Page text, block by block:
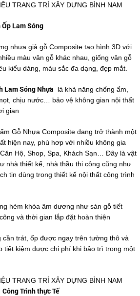
Lam Sóng
nhựa giả gỗ Composite tạo hình 3D với
màu vân gỗ khác nhau, giống vân gỗ
kiểu dáng, màu sắc đa dạng, đẹp mắt.
Lam Sóng Nhựa là khả năng chống ẩm,
chịu nước… bảo vệ không gian nội thất
gian
Gỗ Nhựa Composite đang trở thành một
hiện nay, phù hơp với nhiều không gia
Hộ, Shop, Spa, Khách Sạn… Đây là vật
nhà thiết kế, nhà thầu thi công cũng như
tin dùng trong thiết kế nội thất công trình
hèm khóa âm dương như sàn gỗ tiết
và thời gian lắp đặt hoàn thiện
trát, ốp được ngay trên tường thô và
tiết kiệm được chi phí khi bảo trì trong một
Công Trình thực Tế